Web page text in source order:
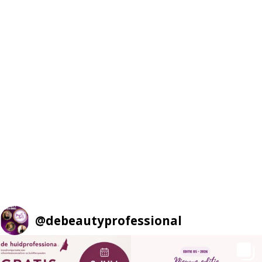
@debeautyprofessional